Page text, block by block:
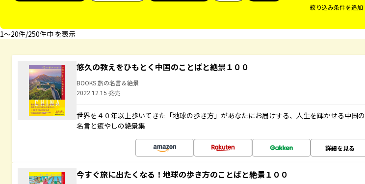
絞り込み条件を追加
1〜20件/250件中 を表示
悠久の教えをひもとく中国のことばと絶景１００
BOOKS 旅の名言＆絶景
2022.12.15 発売
世界を４０年以上歩いてきた「地球の歩き方」があなたにお届けする、人生を輝かせる中国の
名言と癒やしの絶景集
詳細を見る
今すぐ旅に出たくなる！地球の歩き方のことばと絶景１００